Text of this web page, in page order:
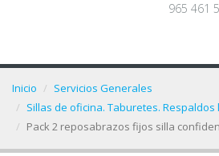
965 461
Inicio
Servicios Generales
Sillas de oficina. Taburetes. Respaldos
Pack 2 reposabrazos fijos silla